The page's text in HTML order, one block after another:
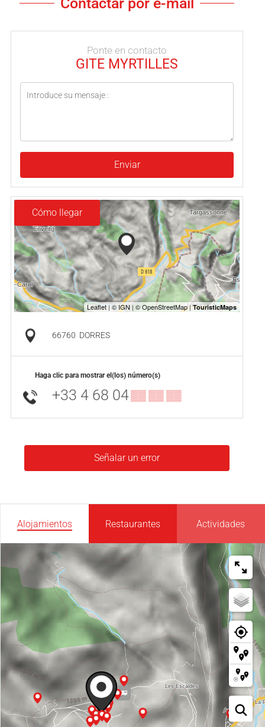
Ponte en contacto
GITE MYRTILLES
Enviar
Cómo llegar
66760 DORRES
Haga clic para mostrar el(los) número(s)
+33 4 68 04▒▒ ▒▒ ▒▒
Señalar un error
Alojamientos Restaurantes Actividades